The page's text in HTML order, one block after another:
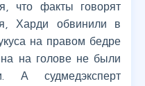
что факты говорят
Харди обвинили в
на правом бедре
на голове не были
А судмедэксперт